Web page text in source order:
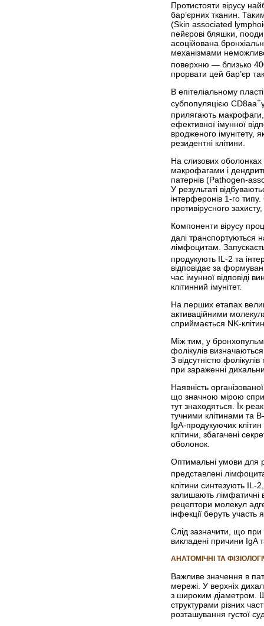
Протистояти вірусу
бар’єрних тканин.
(Skin associated
пейєрові бляшки,
асоційована
механізмами
поверхню — близько
прорвати цей бар’єр
В епітеліальному
субпопуляцією CD8аа+
прилягають
ефективної імунної
вродженого імунітету,
резидентні клітини.
На слизових оболонках
макрофагами і
патернів (Pathogen-
У результаті
інтерферонів 1-го
противірусного
Компоненти вірусу
далі транс­портуються
лімфоцитам.
продукують IL-2 та
відповідає за
час імунної відповіді
клітинний імунітет.
На перших етапах
активаційними
сприймається NK-
Між тим, у
фолікулів
З відсутністю
при зараженні
Наявність
що значною мірою
тут знаходяться. Їх
тучними клітинами та
IgA-продукуючих
клітини, збагачені
оболонок.
Оптимальні умови для
представлені
клітини синтезують IL-
залишають лімфатичні
рецептори молекул
інфекції беруть участь
Слід зазначити, що при
викладені причини IgA
АНАТОМІЧНІ ТА
Важливе значення в
мережі. У верхніх
з широким діаметром.
структурами різних
розташування густої